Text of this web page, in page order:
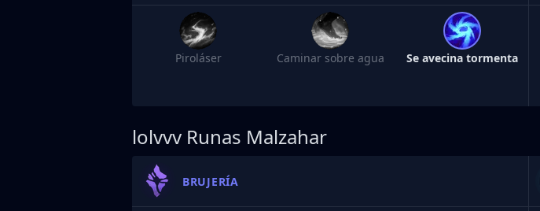
Piroláser Caminar sobre agua Se avecina tormenta
lolvvv Runas Malzahar
BRUJERÍA